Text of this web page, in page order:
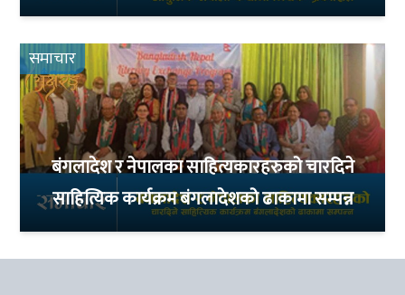
समाचार
बंगलादेश र नेपालका साहित्यकारहरुको चारदिने
साहित्यिक कार्यक्रम बंगलादेशको ढाकामा सम्पन्न